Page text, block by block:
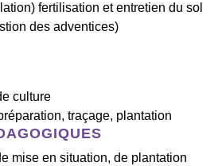
fertilisation et entretien du sol
des adventices)
culture
traçage, plantation
mise en situation, de plantation